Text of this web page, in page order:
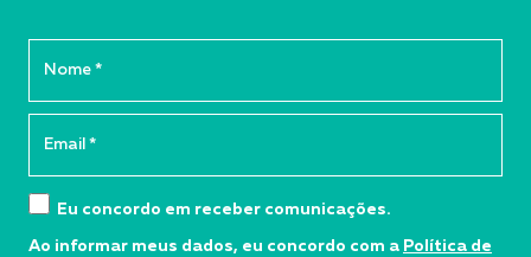
Eu concordo em receber comunicações.
Ao informar meus dados, eu concordo com a Política de